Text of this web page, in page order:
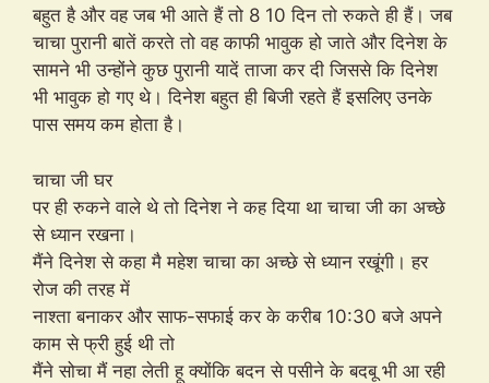
बहुत है और वह जब भी आते हैं तो 8 10 दिन तो रुकते ही हैं। जब
चाचा पुरानी बातें करते तो वह काफी भावुक हो जाते और दिनेश के
सामने भी उन्होंने कुछ पुरानी यादें ताजा कर दी जिससे कि दिनेश
भी भावुक हो गए थे। दिनेश बहुत ही बिजी रहते हैं इसलिए उनके
पास समय कम होता है।
चाचा जी घर
पर ही रुकने वाले थे तो दिनेश ने कह दिया था चाचा जी का अच्छे
से ध्यान रखना।
मैंने दिनेश से कहा मै महेश चाचा का अच्छे से ध्यान रखूंगी। हर
रोज की तरह में
नाश्ता बनाकर और साफ-सफाई कर के करीब 10:30 बजे अपने
काम से फ्री हुई थी तो
मैंने सोचा मैं नहा लेती हू क्योंकि बदन से पसीने के बदबू भी आ रही